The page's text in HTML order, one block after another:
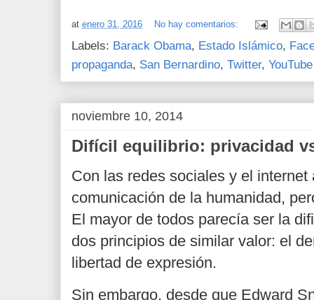
at enero 31, 2016 No hay comentarios:
Labels: Barack Obama, Estado Islámico,
propaganda, San Bernardino, Twitter, YouTube
noviembre 10, 2014
Difícil equilibrio: privacidad
Con las redes sociales y el
comunicación de la humanidad,
El mayor de todos parecía ser la
dos principios de similar valor: el
libertad de expresión.
Sin embargo, desde que Edward